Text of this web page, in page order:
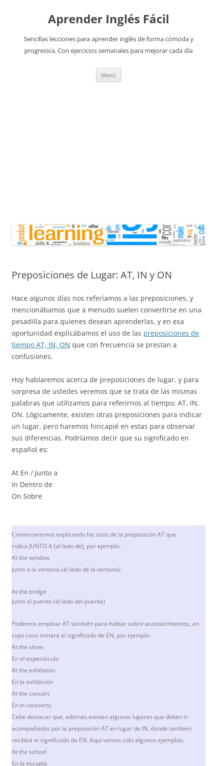
Aprender Inglés Fácil
Sencillas lecciones para aprender inglés de forma cómoda y
progresiva. Con ejercicios semanales para mejorar cada día
Menú
Preposiciones de Lugar: AT, IN y ON
Hace algunos días nos referíamos a las preposiciones, y
mencionábamos que a menudo suelen convertirse en una
pesadilla para quienes desean aprenderlas, y en esa
oportunidad explicábamos el uso de las preposiciones de
tiempo AT, IN, ON que con frecuencia se prestan a
confusiones.
Hoy hablaremos acerca de preposiciones de lugar, y para
sorpresa de ustedes veremos que se trata de las mismas
palabras que utilizamos para referirnos al tiempo: AT, IN,
ON. Lógicamente, existen otras preposiciones para indicar
un lugar, pero haremos hincapié en estas para observar
sus diferencias. Podríamos decir que su significado en
español es:
At En / Junto a
In Dentro de
On Sobre
Comenzaremos explicando los usos de la preposición AT que
indica JUNTO A (al lado de), por ejemplo:
At the window
Junto a la ventana (al lado de la ventana)
At the bridge
Junto al puente (al lado del puente)
Podemos emplear AT también para hablar sobre acontecimientos, en
cuyo caso tomará el significado de EN, por ejemplo:
At the show
En el espectáculo
At the exhibition
En la exhibición
At the concert
En el concierto
Cabe destacar que, además existen algunos lugares que deben ir
acompañados por la preposición AT en lugar de IN, donde también
recibirá el significado de EN. Aquí vemos solo algunos ejemplos:
At the school
En la escuela